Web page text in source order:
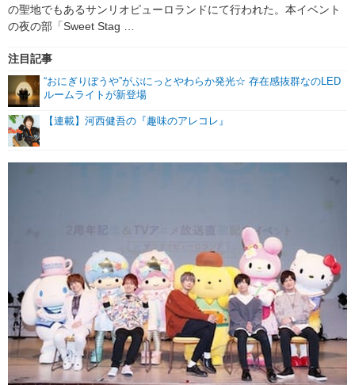
の聖地でもあるサンリオピューロランドにて行われた。本イベント
の夜の部「Sweet Stag …
注目記事
“おにぎりぼうや”がぷにっとやわらか発光☆ 存在感抜群なのLED
ルームライトが新登場
【連載】河西健吾の『趣味のアレコレ』